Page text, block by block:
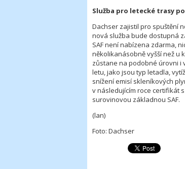
Služba pro letecké trasy
Dachser zajistil pro spuštění
nová služba bude dostupná
SAF není nabízena zdarma,
několikanásobně vyšší než u
zůstane na podobné úrovni i
letu, jako jsou typ letadla,
snížení emisí skleníkových
v následujícím roce certifikát
surovinovou základnou SAF.
(lan)
Foto: Dachser